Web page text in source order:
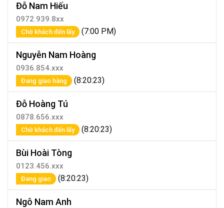
Đỗ Nam Hiếu
0972.939.8xx
Chờ khách đến lấy (7:00 PM)
Nguyễn Nam Hoàng
0936.854.xxx
Đang giao hàng (8:20:23)
Đỗ Hoàng Tú
0878.656.xxx
Chờ khách đến lấy (8:20:23)
Bùi Hoài Tòng
0123.456.xxx
Đang giao (8:20:23)
Ngô Nam Anh